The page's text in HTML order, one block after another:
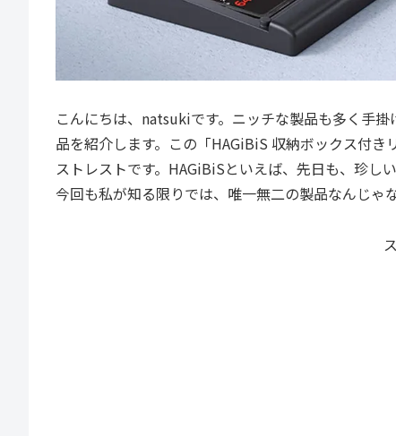
こんにちは、natsukiです。ニッチな製品も多く手
品を紹介します。この「HAGiBiS 収納ボックス付
ストレストです。HAGiBiSといえば、先日も、珍しい
今回も私が知る限りでは、唯一無二の製品なんじゃ